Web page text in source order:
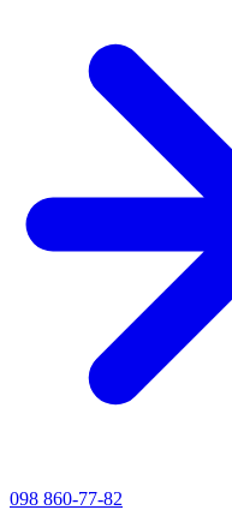
098 860-77-82